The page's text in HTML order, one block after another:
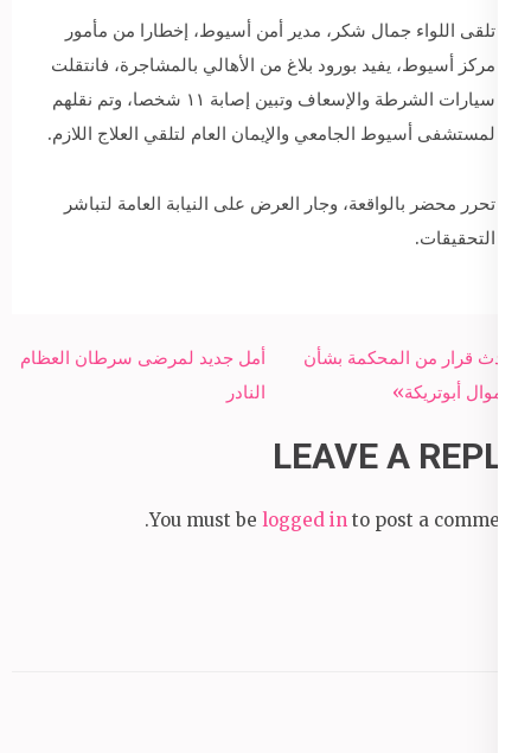
تلقى اللواء جمال شكر، مدير أمن أسيوط، إخطارا من مأمور
مركز أسيوط، يفيد بورود بلاغ من الأهالي بالمشاجرة، فانتقلت
سيارات الشرطة والإسعاف وتبين إصابة ١١ شخصا، وتم نقلهم
لمستشفى أسيوط الجامعي والإيمان العام لتلقي العلاج اللازم.
تحرر محضر بالواقعة، وجار العرض على النيابة العامة لتباشر
التحقيقات.
Post
navigation
أمل جديد لمرضى سرطان العظام
النادر
أحدث قرار من المحكمة بشأن
«أموال أبوتريكة»
LEAVE A REPLY
You must be logged in to post a comment.